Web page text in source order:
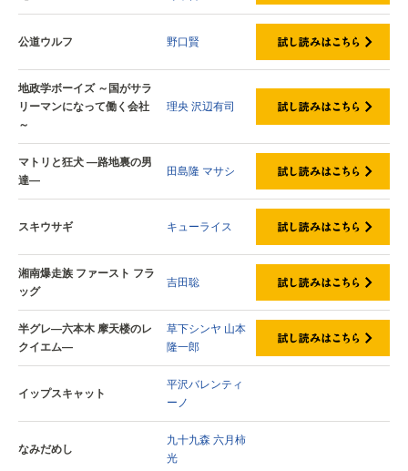
公道ウルフ 野口賢
地政学ボーイズ ～国がサラ
リーマンになって働く会社
～
理央沢辺有司
マトリと狂犬 ―路地裏の男
達―
田島隆 マサシ
スキウサギ キューライス
湘南爆走族 ファースト フラ
ッグ
吉田聡
半グレ―六本木 摩天楼のレ
クイエム―
草下シンヤ 山本
隆一郎
イップスキャット
平沢バレンティ
ーノ
なみだめし
九十九森六月柿
光